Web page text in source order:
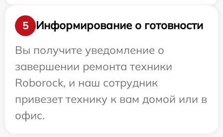
5
Информирование о готовности
Вы получите уведомление о
завершении ремонта техники
Roborock, и наш сотрудник
привезет технику к вам домой или в
офис.